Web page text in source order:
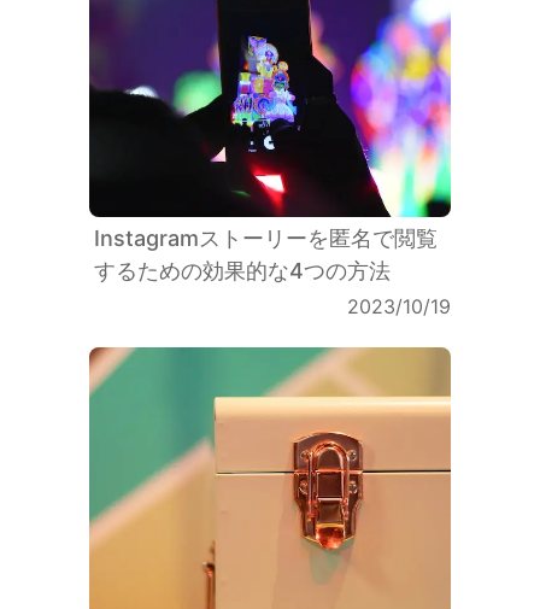
Instagramストーリーを匿名で閲覧
するための効果的な4つの方法
2023/10/19